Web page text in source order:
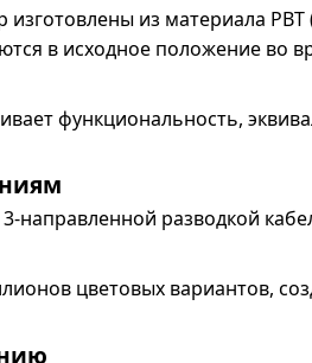
из материала
в исходное положение во
функциональность,
направленной разводкой
цветовых вариантов,